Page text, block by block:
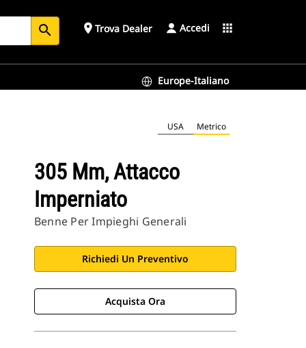
search place Trova Dealer Accedi apps
Europe-Italiano
USA Metrico
305 Mm, Attacco
Imperniato
Benne Per Impieghi Generali
Richiedi Un Preventivo
Acquista Ora